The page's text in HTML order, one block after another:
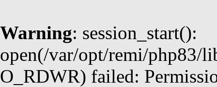
Warning: session_start():
open(/var/opt/remi/php83/
O_RDWR) failed: